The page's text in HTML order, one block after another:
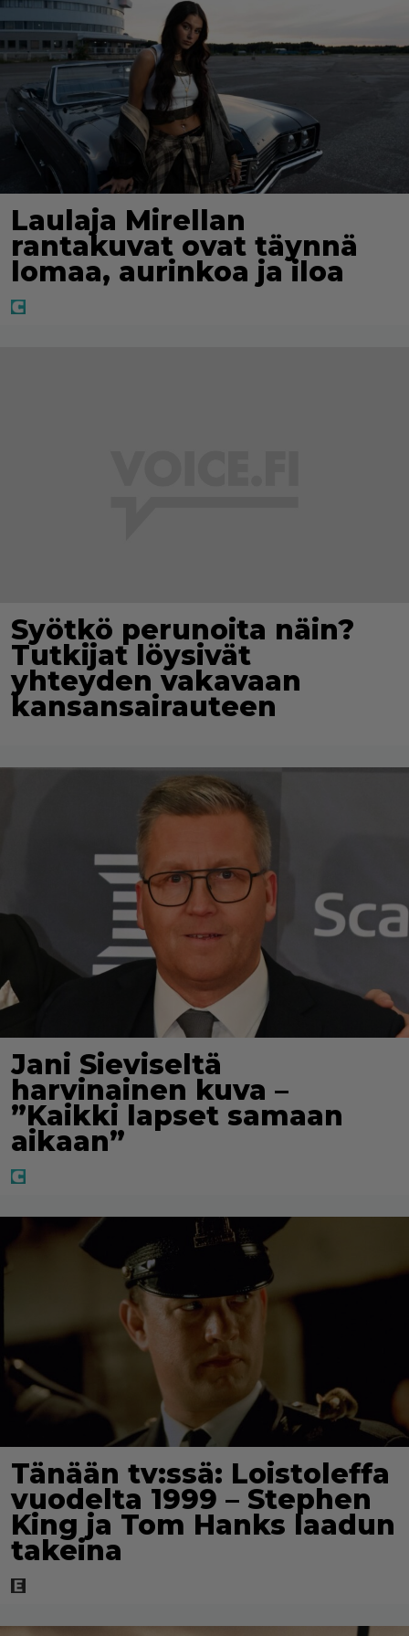
Laulaja Mirellan
rantakuvat ovat täynnä
lomaa, aurinkoa ja iloa
Syötkö perunoita näin?
Tutkijat löysivät
yhteyden vakavaan
kansansairauteen
Jani Sieviseltä
harvinainen kuva –
”Kaikki lapset samaan
aikaan”
Tänään tv:ssä: Loistoleffa
vuodelta 1999 – Stephen
King ja Tom Hanks laadun
takeina